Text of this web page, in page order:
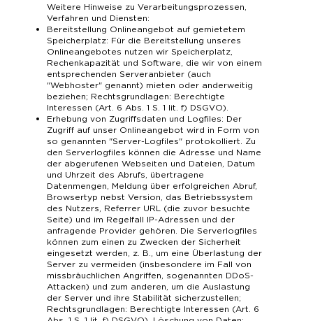
Weitere Hinweise zu Verarbeitungsprozessen,
Verfahren und Diensten:
Bereitstellung Onlineangebot auf gemietetem
Speicherplatz: Für die Bereitstellung unseres
Onlineangebotes nutzen wir Speicherplatz,
Rechenkapazität und Software, die wir von einem
entsprechenden Serveranbieter (auch
"Webhoster" genannt) mieten oder anderweitig
beziehen; Rechtsgrundlagen: Berechtigte
Interessen (Art. 6 Abs. 1 S. 1 lit. f) DSGVO).
Erhebung von Zugriffsdaten und Logfiles: Der
Zugriff auf unser Onlineangebot wird in Form von
so genannten "Server-Logfiles" protokolliert. Zu
den Serverlogfiles können die Adresse und Name
der abgerufenen Webseiten und Dateien, Datum
und Uhrzeit des Abrufs, übertragene
Datenmengen, Meldung über erfolgreichen Abruf,
Browsertyp nebst Version, das Betriebssystem
des Nutzers, Referrer URL (die zuvor besuchte
Seite) und im Regelfall IP-Adressen und der
anfragende Provider gehören. Die Serverlogfiles
können zum einen zu Zwecken der Sicherheit
eingesetzt werden, z. B., um eine Überlastung der
Server zu vermeiden (insbesondere im Fall von
missbräuchlichen Angriffen, sogenannten DDoS-
Attacken) und zum anderen, um die Auslastung
der Server und ihre Stabilität sicherzustellen;
Rechtsgrundlagen: Berechtigte Interessen (Art. 6